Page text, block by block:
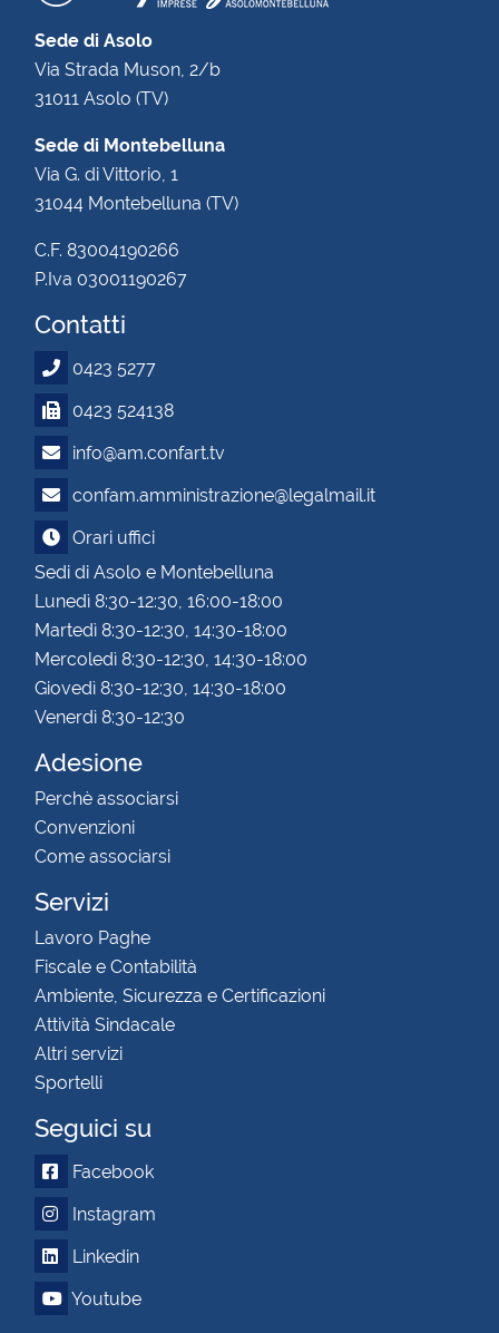
Sede di Asolo
Via Strada Muson, 2/b
31011 Asolo (TV)
Sede di Montebelluna
Via G. di Vittorio, 1
31044 Montebelluna (TV)
C.F. 83004190266
P.Iva 03001190267
Contatti
0423 5277
0423 524138
info@am.confart.tv
confam.amministrazione@legalmail.it
Orari uffici
Sedi di Asolo e Montebelluna
Lunedì 8:30-12:30, 16:00-18:00
Martedì 8:30-12:30, 14:30-18:00
Mercoledì 8:30-12:30, 14:30-18:00
Giovedì 8:30-12:30, 14:30-18:00
Venerdì 8:30-12:30
Adesione
Perchè associarsi
Convenzioni
Come associarsi
Servizi
Lavoro Paghe
Fiscale e Contabilità
Ambiente, Sicurezza e Certificazioni
Attività Sindacale
Altri servizi
Sportelli
Seguici su
Facebook
Instagram
Linkedin
Youtube